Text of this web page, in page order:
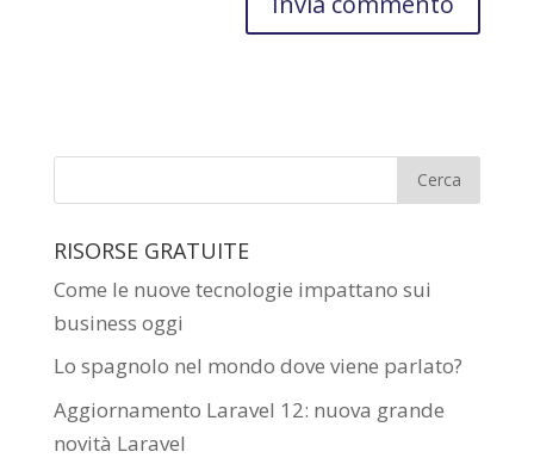
RISORSE GRATUITE
Come le nuove tecnologie impattano sui
business oggi
Lo spagnolo nel mondo dove viene parlato?
Aggiornamento Laravel 12: nuova grande
novità Laravel